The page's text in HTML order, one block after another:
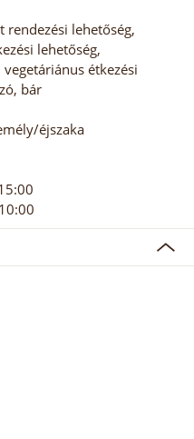
rendezési lehetőség,
lehetőség,
étkezési
bár
éjszaka